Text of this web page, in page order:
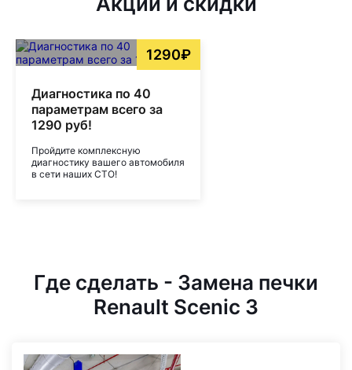
1290₽
Диагностика по 40
параметрам всего за
1290 руб!
Пройдите комплексную
диагностику вашего автомобиля
в сети наших СТО!
Где сделать - Замена печки
Renault Scenic 3